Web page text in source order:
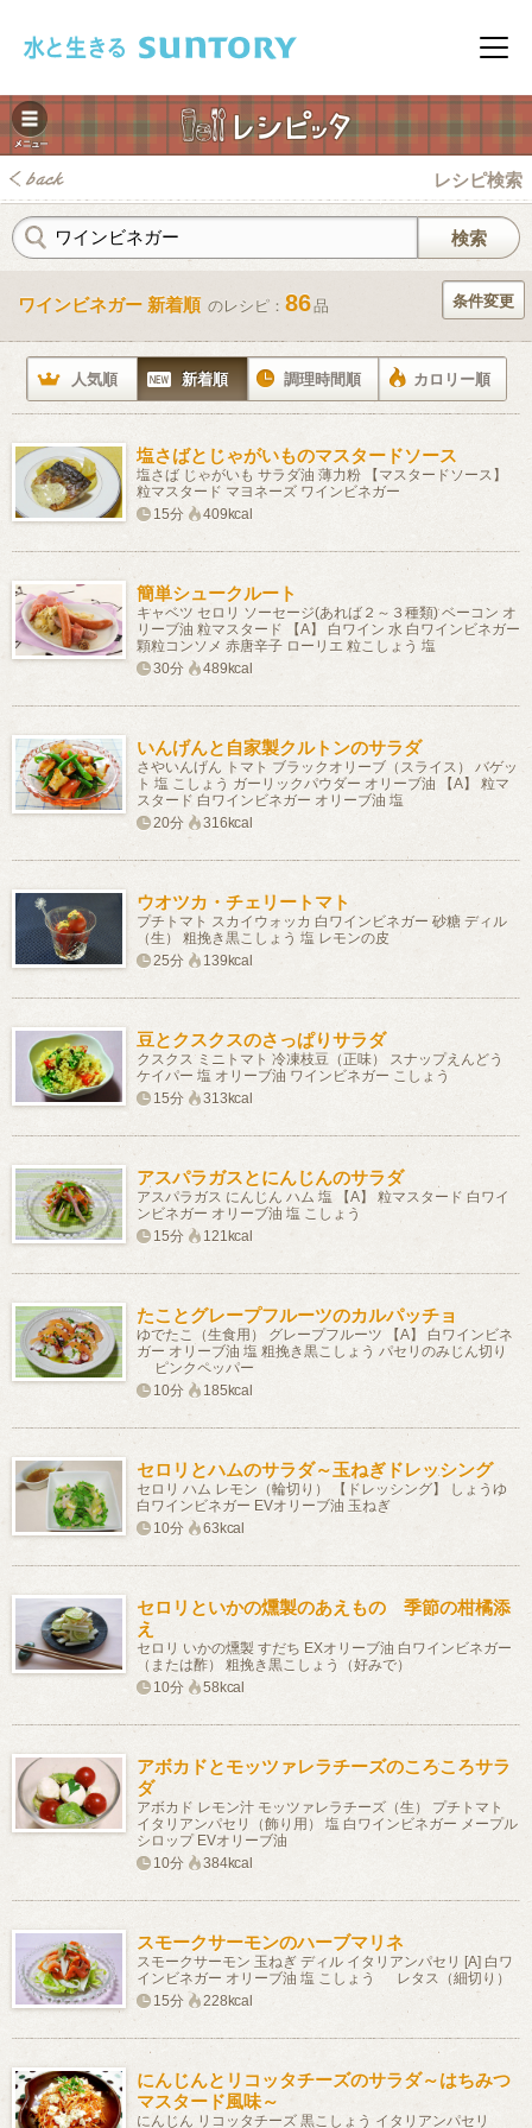
メニ
レシピ検索
ワインビネガー 新着順 のレシピ： 86品 条件変更
人気順 新着順 調理時間順 カロリー順
塩さばとじゃがいものマスタードソース
塩さば じゃがいも サラダ油 薄力粉 【マスタードソース】
粒マスタード マヨネーズ ワインビネガー
15分
409kcal
簡単シュークルート
キャベツ セロリ ソーセージ(あれば２～３種類) ベーコン オ
リーブ油 粒マスタード 【A】 白ワイン 水 白ワインビネガー
顆粒コンソメ 赤唐辛子 ローリエ 粒こしょう 塩
30分
489kcal
いんげんと自家製クルトンのサラダ
さやいんげん トマト ブラックオリーブ（スライス） バゲッ
ト 塩 こしょう ガーリックパウダー オリーブ油 【A】 粒マ
スタード 白ワインビネガー オリーブ油 塩
20分
316kcal
ウオツカ・チェリートマト
プチトマト スカイウォッカ 白ワインビネガー 砂糖 ディル
（生） 粗挽き黒こしょう 塩 レモンの皮
25分
139kcal
豆とクスクスのさっぱりサラダ
クスクス ミニトマト 冷凍枝豆（正味） スナップえんどう
ケイパー 塩 オリーブ油 ワインビネガー こしょう
15分
313kcal
アスパラガスとにんじんのサラダ
アスパラガス にんじん ハム 塩 【A】 粒マスタード 白ワイ
ンビネガー オリーブ油 塩 こしょう
15分
121kcal
たことグレープフルーツのカルパッチョ
ゆでたこ（生食用） グレープフルーツ 【A】 白ワインビネ
ガー オリーブ油 塩 粗挽き黒こしょう パセリのみじん切り
ピンクペッパー
10分
185kcal
セロリとハムのサラダ～玉ねぎドレッシング
セロリ ハム レモン（輪切り） 【ドレッシング】 しょうゆ
白ワインビネガー EVオリーブ油 玉ねぎ
10分
63kcal
セロリといかの燻製のあえもの 季節の柑橘添
え
セロリ いかの燻製 すだち EXオリーブ油 白ワインビネガー
（または酢） 粗挽き黒こしょう（好みで）
10分
58kcal
アボカドとモッツァレラチーズのころころサラ
ダ
アボカド レモン汁 モッツァレラチーズ（生） プチトマト
イタリアンパセリ（飾り用） 塩 白ワインビネガー メープル
シロップ EVオリーブ油
10分
384kcal
スモークサーモンのハーブマリネ
スモークサーモン 玉ねぎ ディル イタリアンパセリ [A] 白ワ
インビネガー オリーブ油 塩 こしょう レタス（細切り）
15分
228kcal
にんじんとリコッタチーズのサラダ～はちみつ
マスタード風味～
にんじん リコッタチーズ 黒こしょう イタリアンパセリ